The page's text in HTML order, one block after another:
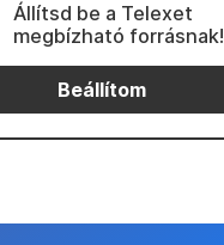
Állítsd be a Telexet
megbízható forrásnak!
Beállítom